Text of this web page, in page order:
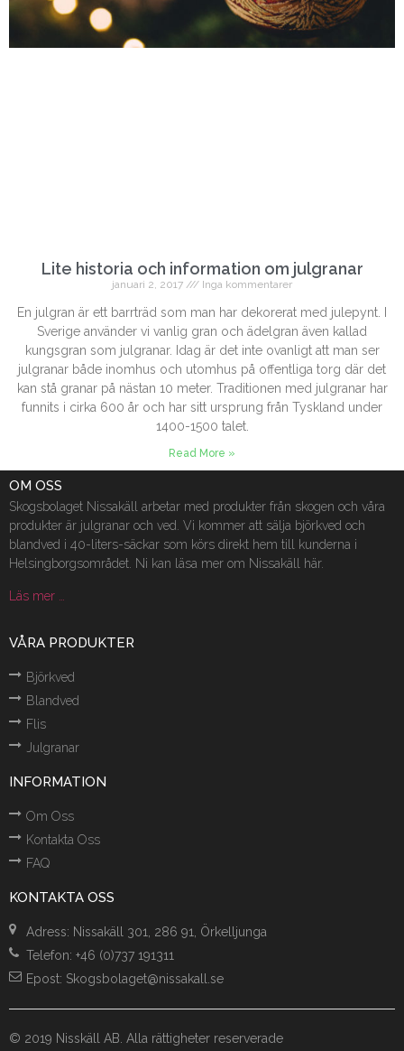
Lite historia och information om julgranar
januari 2, 2017 Inga kommentarer
En julgran är ett barrträd som man har dekorerat med julepynt. I
Sverige använder vi vanlig gran och ädelgran även kallad
kungsgran som julgranar. Idag är det inte ovanligt att man ser
julgranar både inomhus och utomhus på offentliga torg där det
kan stå granar på nästan 10 meter. Traditionen med julgranar har
funnits i cirka 600 år och har sitt ursprung från Tyskland under
1400-1500 talet.
Read More »
OM OSS
Skogsbolaget Nissakäll arbetar med produkter från skogen och våra
produkter är julgranar och ved. Vi kommer att sälja björkved och
blandved i 40-liters-säckar som körs direkt hem till kunderna i
Helsingborgsområdet. Ni kan läsa mer om Nissakäll här.
Läs mer …
VÅRA PRODUKTER
Björkved
Blandved
Flis
Julgranar
INFORMATION
Om Oss
Kontakta Oss
FAQ
KONTAKTA OSS
Adress: Nissakäll 301, 286 91, Örkelljunga
Telefon: +46 (0)737 191311
Epost: Skogsbolaget@nissakall.se
© 2019 Nisskäll AB. Alla rättigheter reserverade